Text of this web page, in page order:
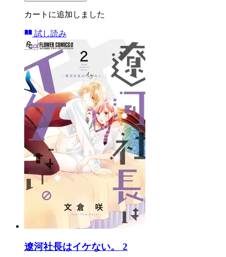
カートに追加しました
試し読み
遼河社長はイケない。 2